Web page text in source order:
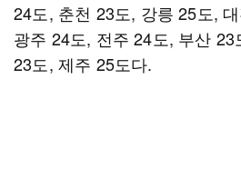
24도, 춘천 23도, 강릉 25도,
광주 24도, 전주 24도, 부산
23도, 제주 25도다.